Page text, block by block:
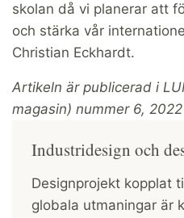
skolan då vi planerar att
och stärka vår
Christian Eckhardt.
Artikeln är publicerad i
magasin) nummer 6, 2022
Industridesign och
Designprojekt kopplat
globala utmaningar är